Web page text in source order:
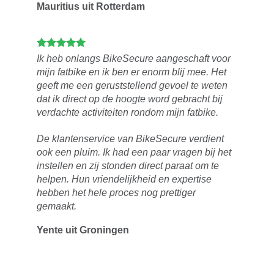
Mauritius uit Rotterdam
Ik heb onlangs BikeSecure aangeschaft voor
mijn fatbike en ik ben er enorm blij mee. Het
geeft me een geruststellend gevoel te weten
dat ik direct op de hoogte word gebracht bij
verdachte activiteiten rondom mijn fatbike.
De klantenservice van BikeSecure verdient
ook een pluim. Ik had een paar vragen bij het
instellen en zij stonden direct paraat om te
helpen. Hun vriendelijkheid en expertise
hebben het hele proces nog prettiger
gemaakt.
Yente uit Groningen